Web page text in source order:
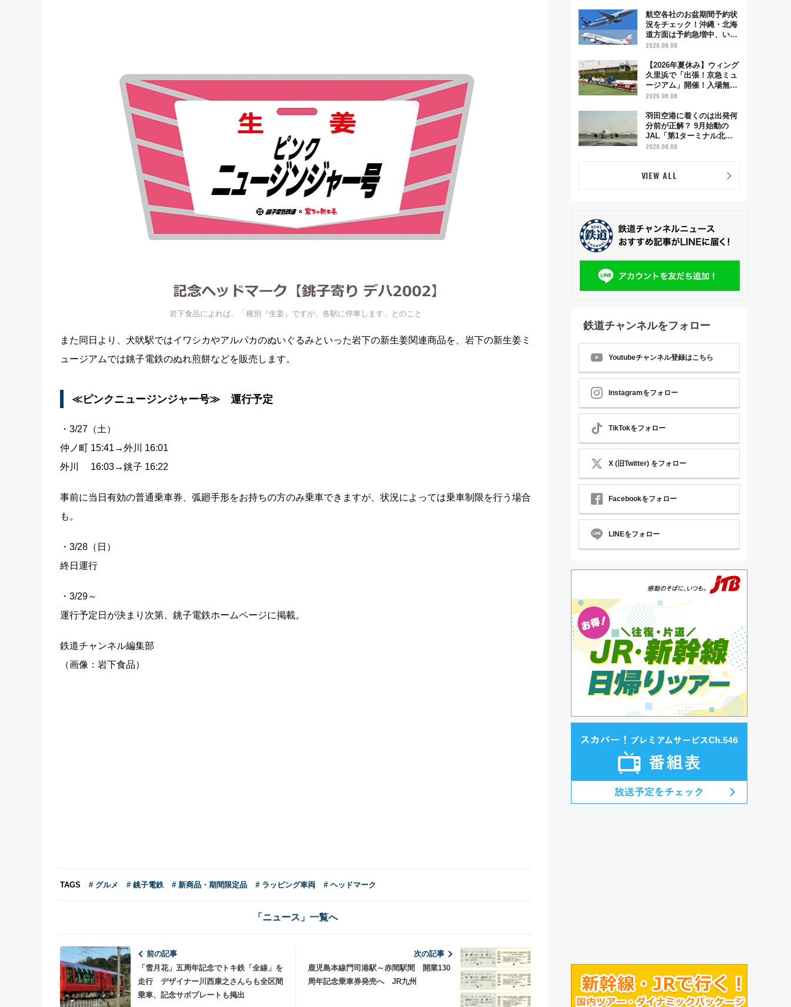
岩下食品によれば、「種別『生姜』ですが、各駅に停車します」とのこと
また同日より、犬吠駅ではイワシカやアルパカのぬいぐるみといった岩下の新生姜関連商品を、岩下の新生姜ミ
ュージアムでは銚子電鉄のぬれ煎餅などを販売します。
≪ピンクニュージンジャー号≫ 運行予定
・3/27（土）
仲ノ町 15:41→外川 16:01
外川 16:03→銚子 16:22
事前に当日有効の普通乗車券、弧廻手形をお持ちの方のみ乗車できますが、状況によっては乗車制限を行う場合
も。
・3/28（日）
終日運行
・3/29～
運行予定日が決まり次第、銚子電鉄ホームページに掲載。
鉄道チャンネル編集部
（画像：岩下食品）
TAGS # グルメ # 銚子電鉄 # 新商品・期間限定品 # ラッピング車両 # ヘッドマーク
「ニュース」一覧へ
前の記事
「雪月花」五周年記念でトキ鉄「全線」を
走行 デザイナー川西康之さんらも全区間
乗車、記念サボプレートも掲出
次の記事
鹿児島本線門司港駅～赤間駅間 開業130
周年記念乗車券発売へ JR九州
航空各社のお盆期間予約状
況をチェック！沖縄・北海
道方面は予約急増中、いま
から狙うべき日は？
2026.08.08
【2026年夏休み】ウィング
久里浜で「出張！京急ミュ
ージアム」開催！入場無料
でスタンプラリーや子ども
2026.08.08
羽田空港に着くのは出発何
分前が正解？ 9月始動の
JAL「第1ターミナル北側
サテライト」は徒歩1キロ
2026.08.08
VIEW ALL
鉄道チャンネルをフォロー
Youtubeチャンネル登録はこちら
Instagramをフォロー
TikTokをフォロー
X (旧Twitter) をフォロー
Facebookをフォロー
LINEをフォロー